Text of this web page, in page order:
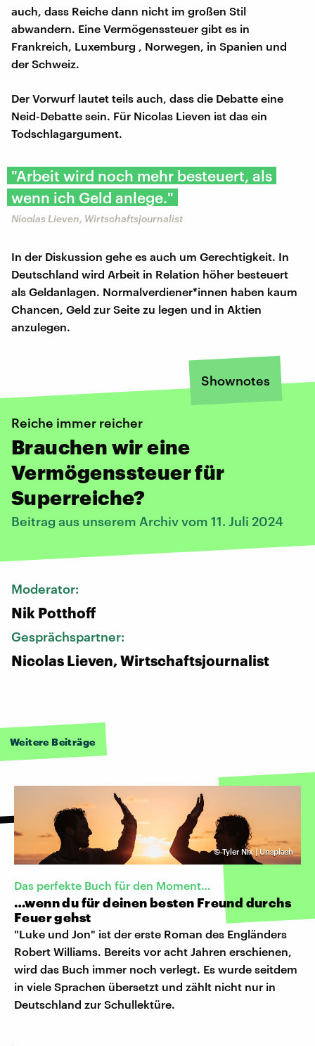
auch, dass Reiche dann nicht im großen Stil
abwandern. Eine Vermögenssteuer gibt es in
Frankreich, Luxemburg , Norwegen, in Spanien und
der Schweiz.
Der Vorwurf lautet teils auch, dass die Debatte eine
Neid-Debatte sein. Für Nicolas Lieven ist das ein
Todschlagargument.
"Arbeit wird noch mehr besteuert, als
wenn ich Geld anlege."
Nicolas Lieven, Wirtschaftsjournalist
In der Diskussion gehe es auch um Gerechtigkeit. In
Deutschland wird Arbeit in Relation höher besteuert
als Geldanlagen. Normalverdiener*innen haben kaum
Chancen, Geld zur Seite zu legen und in Aktien
anzulegen.
Shownotes
Reiche immer reicher
Brauchen wir eine
Vermögenssteuer für
Superreiche?
Beitrag aus unserem Archiv vom 11. Juli 2024
Moderator:
Nik Potthoff
Gesprächspartner:
Nicolas Lieven, Wirtschaftsjournalist
Weitere Beiträge
©Tyler Nix | Unsplash
Das perfekte Buch für den Moment…
…wenn du für deinen besten Freund durchs
Feuer gehst
"Luke und Jon" ist der erste Roman des Engländers
Robert Williams. Bereits vor acht Jahren erschienen,
wird das Buch immer noch verlegt. Es wurde seitdem
in viele Sprachen übersetzt und zählt nicht nur in
Deutschland zur Schullektüre.